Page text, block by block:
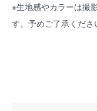
※生地感やカラーは撮
す。予めご了承くださ